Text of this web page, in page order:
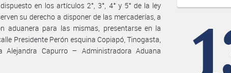
en los artículos 2°, 3°, 4° y 5° de la ley
su derecho a disponer de las mercaderías, a
aduanera para las mismas, presentarse en la
Presidente Perón esquina Copiapó, Tinogasta,
Alejandra Capurro – Administradora Aduana